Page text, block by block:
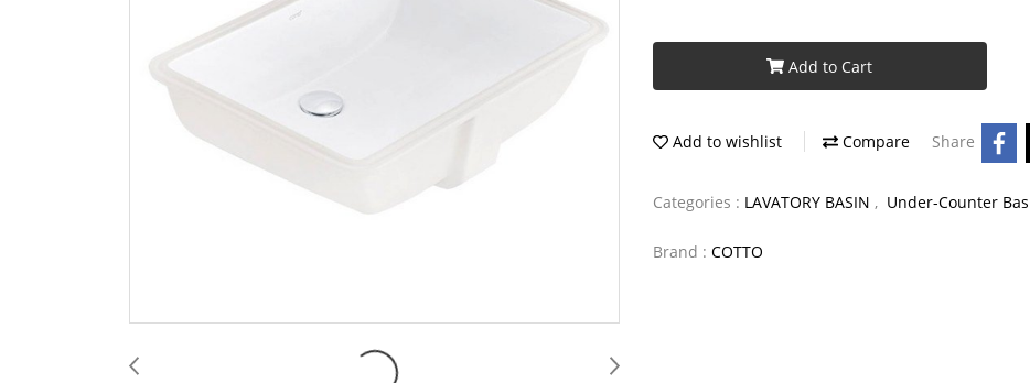
Add to Cart
Add to wishlist Compare Share
Categories : LAVATORY BASIN , Under-Counter
Brand : COTTO